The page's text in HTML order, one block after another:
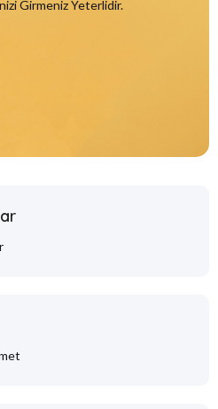
Girmeniz Yeterlidir.